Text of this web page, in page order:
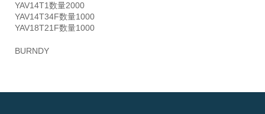
YAV14T1数量2000
YAV14T34F数量1000
YAV18T21F数量1000
BURNDY